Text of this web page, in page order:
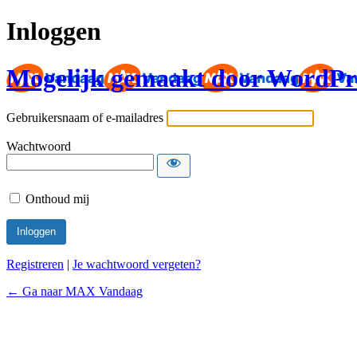
Inloggen
Mogelijk gemaakt door
Gebruikersnaam of e-mailadres
Wachtwoord
Onthoud mij
Registreren | Je wachtwoord vergeten?
← Ga naar MAX Vandaag